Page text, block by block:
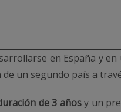
en España y
un segundo país a
de 3 añosy un